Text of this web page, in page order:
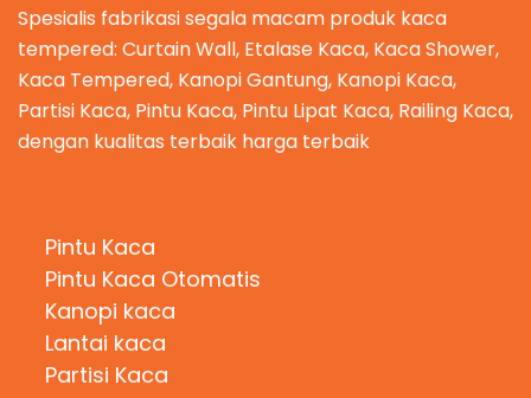
Spesialis fabrikasi segala macam produk kaca
tempered: Curtain Wall, Etalase Kaca, Kaca Shower,
Kaca Tempered, Kanopi Gantung, Kanopi Kaca,
Partisi Kaca, Pintu Kaca, Pintu Lipat Kaca, Railing Kaca,
dengan kualitas terbaik harga terbaik
Pintu Kaca
Pintu Kaca Otomatis
Kanopi kaca
Lantai kaca
Partisi Kaca